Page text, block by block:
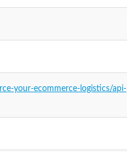
your-ecommerce-logistics/api-